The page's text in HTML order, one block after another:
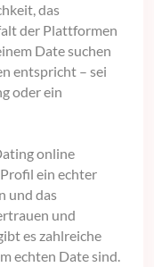
das
der Plattformen
Date suchen
entspricht – sei
oder ein
online
ein echter
und das
und
es zahlreiche
echten Date sind.